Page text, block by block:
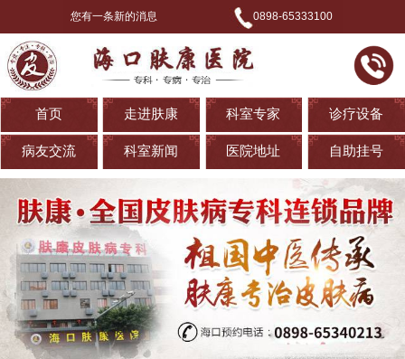
您有一条新的消息 0898-65333100
首页 走进肤康 科室专家 诊疗设备
病友交流 科室新闻 医院地址 自助挂号